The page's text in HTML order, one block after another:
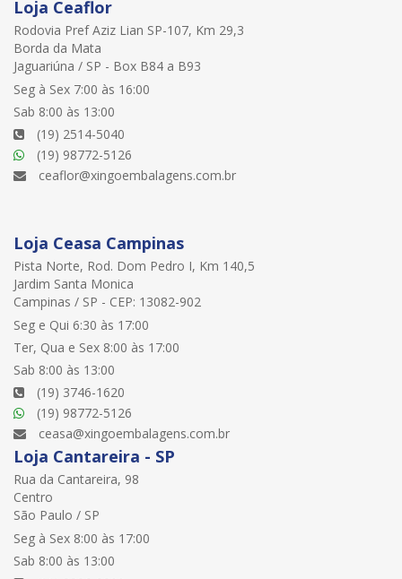
Loja Ceaflor
Rodovia Pref Aziz Lian SP-107, Km 29,3
Borda da Mata
Jaguariúna / SP - Box B84 a B93
Seg à Sex 7:00 às 16:00
Sab 8:00 às 13:00
(19) 2514-5040
(19) 98772-5126
ceaflor@xingoembalagens.com.br
Loja Ceasa Campinas
Pista Norte, Rod. Dom Pedro I, Km 140,5
Jardim Santa Monica
Campinas / SP - CEP: 13082-902
Seg e Qui 6:30 às 17:00
Ter, Qua e Sex 8:00 às 17:00
Sab 8:00 às 13:00
(19) 3746-1620
(19) 98772-5126
ceasa@xingoembalagens.com.br
Loja Cantareira - SP
Rua da Cantareira, 98
Centro
São Paulo / SP
Seg à Sex 8:00 às 17:00
Sab 8:00 às 13:00